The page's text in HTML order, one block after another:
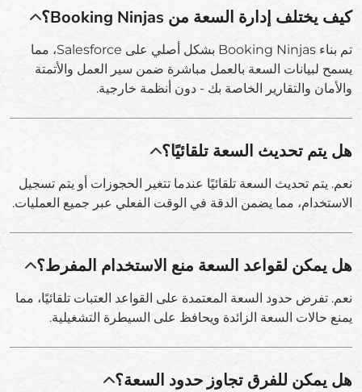
كيف يختلف إدارة السعة من Booking Ninjas؟
تم بناء Booking Ninjas بشكل أصلي على Salesforce، مما
يسمح لبيانات السعة بالعمل مباشرة ضمن سير العمل والأتمتة
والأمان والتقارير الخاصة بك - دون أنظمة خارجية.
هل يتم تحديث السعة تلقائيًا؟
نعم. يتم تحديث السعة تلقائيًا عندما تتغير الحجوزات أو يتم تسجيل
الاستخدام، مما يضمن الدقة في الوقت الفعلي عبر جميع العمليات.
هل يمكن لقواعد السعة منع الاستخدام المفرط؟
نعم. تفرض حدود السعة المعتمدة على القواعد العتبات تلقائيًا، مما
يمنع حالات السعة الزائدة ويحافظ على السيطرة التشغيلية.
هل يمكن للفرق تجاوز حدود السعة؟